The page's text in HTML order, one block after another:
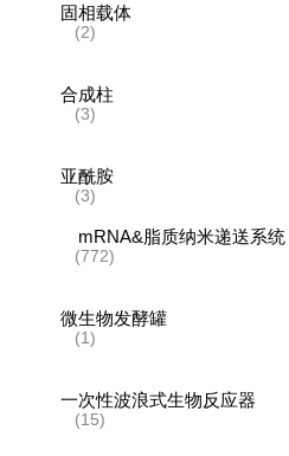
固相载体
(2)
合成柱
(3)
亚酰胺
(3)
mRNA&脂质纳米递送系统
(772)
微生物发酵罐
(1)
一次性波浪式生物反应器
(15)